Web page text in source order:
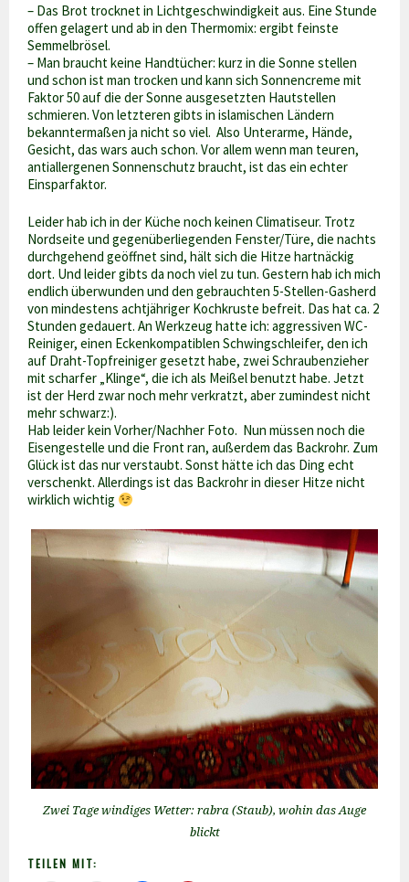
– Das Brot trocknet in Lichtgeschwindigkeit aus. Eine Stunde
offen gelagert und ab in den Thermomix: ergibt feinste
Semmelbrösel.
– Man braucht keine Handtücher: kurz in die Sonne stellen
und schon ist man trocken und kann sich Sonnencreme mit
Faktor 50 auf die der Sonne ausgesetzten Hautstellen
schmieren. Von letzteren gibts in islamischen Ländern
bekanntermaßen ja nicht so viel. Also Unterarme, Hände,
Gesicht, das wars auch schon. Vor allem wenn man teuren,
antiallergenen Sonnenschutz braucht, ist das ein echter
Einsparfaktor.
Leider hab ich in der Küche noch keinen Climatiseur. Trotz
Nordseite und gegenüberliegenden Fenster/Türe, die nachts
durchgehend geöffnet sind, hält sich die Hitze hartnäckig
dort. Und leider gibts da noch viel zu tun. Gestern hab ich mich
endlich überwunden und den gebrauchten 5-Stellen-Gasherd
von mindestens achtjähriger Kochkruste befreit. Das hat ca. 2
Stunden gedauert. An Werkzeug hatte ich: aggressiven WC-
Reiniger, einen Eckenkompatiblen Schwingschleifer, den ich
auf Draht-Topfreiniger gesetzt habe, zwei Schraubenzieher
mit scharfer „Klinge“, die ich als Meißel benutzt habe. Jetzt
ist der Herd zwar noch mehr verkratzt, aber zumindest nicht
mehr schwarz:).
Hab leider kein Vorher/Nachher Foto. Nun müssen noch die
Eisengestelle und die Front ran, außerdem das Backrohr. Zum
Glück ist das nur verstaubt. Sonst hätte ich das Ding echt
verschenkt. Allerdings ist das Backrohr in dieser Hitze nicht
wirklich wichtig
Zwei Tage windiges Wetter: rabra (Staub), wohin das Auge
blickt
TEILEN MIT: